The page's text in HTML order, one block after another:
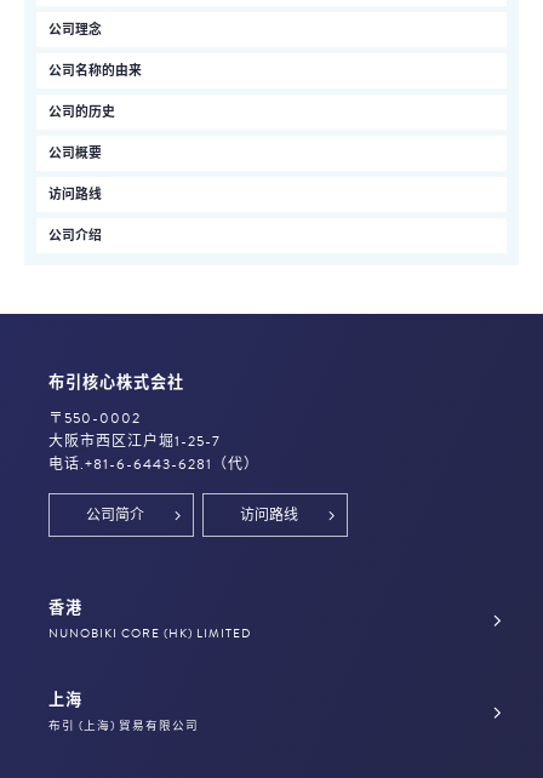
公司理念
公司名称的由来
公司的历史
公司概要
访问路线
公司介绍
布引核心株式会社
〒550-0002
大阪市西区江戸堀1-25-7
电话.+81-6-6443-6281（代）
公司简介 访问路线
香港
NUNOBIKI CORE (HK) LIMITED
上海
布引 (上海) 貿易有限公司